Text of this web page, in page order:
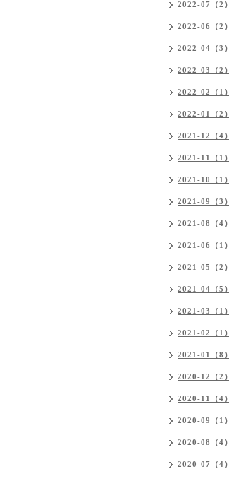
2022-07（2）
2022-06（2）
2022-04（3）
2022-03（2）
2022-02（1）
2022-01（2）
2021-12（4）
2021-11（1）
2021-10（1）
2021-09（3）
2021-08（4）
2021-06（1）
2021-05（2）
2021-04（5）
2021-03（1）
2021-02（1）
2021-01（8）
2020-12（2）
2020-11（4）
2020-09（1）
2020-08（4）
2020-07（4）